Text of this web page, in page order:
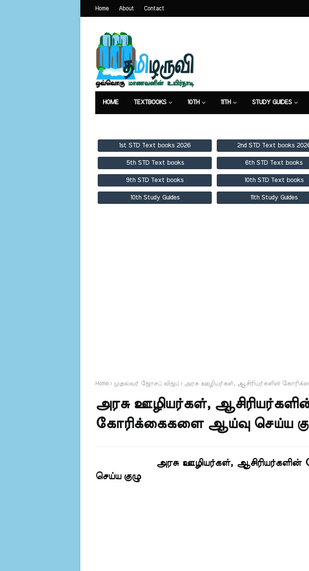
Home About Contact
HOME TEXTBOOKS 10TH 11TH STUDY GUIDES
1st STD Text books 2026 2nd STD Text books
5th STD Text books 6th STD Text books
9th STD Text books 10th STD Text books
10th Study Guides 11th Study Guides
Home முதல்வர் ஜோசப் விஜய் அரசு ஊழியர்கள், ஆசிரியர்களின்
அரசு ஊழியர்கள்,
கோரிக்கைகளை ஆய்வு செய்ய
அரசு ஊழியர்கள்,
செய்ய குழு